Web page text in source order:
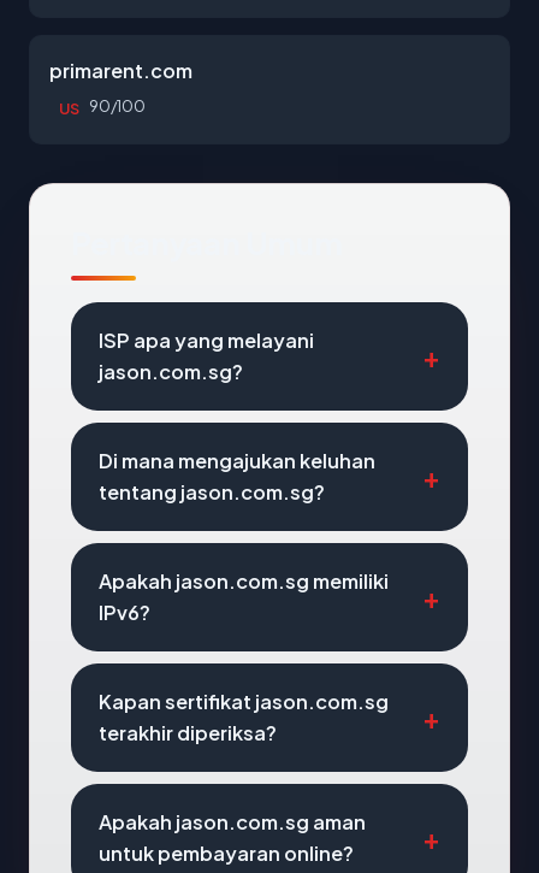
primarent.com
US 90/100
ISP apa yang melayani
jason.com.sg?
Di mana mengajukan keluhan
tentang jason.com.sg?
Apakah jason.com.sg memiliki
IPv6?
Kapan sertifikat jason.com.sg
terakhir diperiksa?
Apakah jason.com.sg aman
untuk pembayaran online?